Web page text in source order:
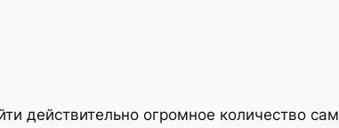
действительно огромное количество